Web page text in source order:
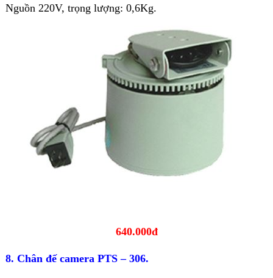
Nguồn 220V, trọng lượng: 0,6Kg.
640.000đ
8. Chân đế camera PTS – 306.